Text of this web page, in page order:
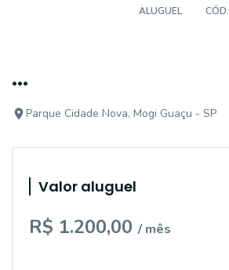
ALUGUEL CÓD:
...
Parque Cidade Nova, Mogi Guaçu - SP
Valor aluguel
R$ 1.200,00 / mês